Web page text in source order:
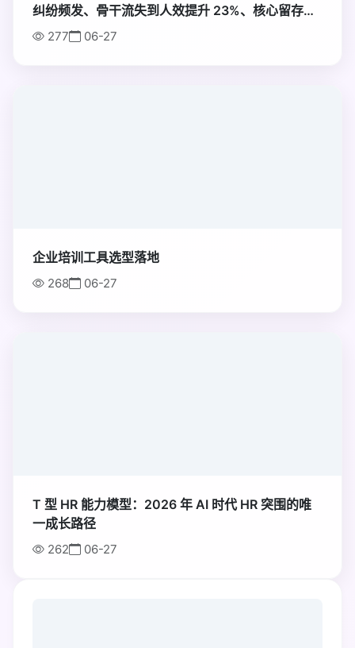
纠纷频发、骨干流失到人效提升 23%、核心留存率
96% 落地全案例
277 06-27
企业培训工具选型落地
268 06-27
T 型 HR 能力模型：2026 年 AI 时代 HR 突围的唯
一成长路径
262 06-27